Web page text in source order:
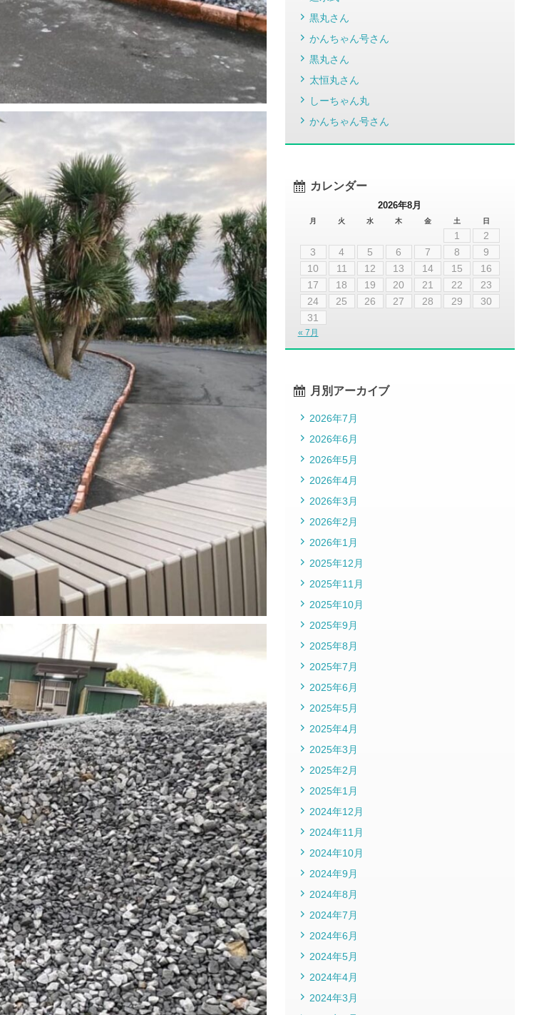
黒丸さん
かんちゃん号さん
黒丸さん
太恒丸さん
しーちゃん丸
かんちゃん号さん
カレンダー
2026年8月
月 火 水 木 金 土 日
1
2
3
4 5 6 7 8
9
10
11 12 13 14 15
16
17
18 19 20 21 22
23
24
25 26 27 28 29
30
31
« 7月
月別アーカイブ
2026年7月
2026年6月
2026年5月
2026年4月
2026年3月
2026年2月
2026年1月
2025年12月
2025年11月
2025年10月
2025年9月
2025年8月
2025年7月
2025年6月
2025年5月
2025年4月
2025年3月
2025年2月
2025年1月
2024年12月
2024年11月
2024年10月
2024年9月
2024年8月
2024年7月
2024年6月
2024年5月
2024年4月
2024年3月